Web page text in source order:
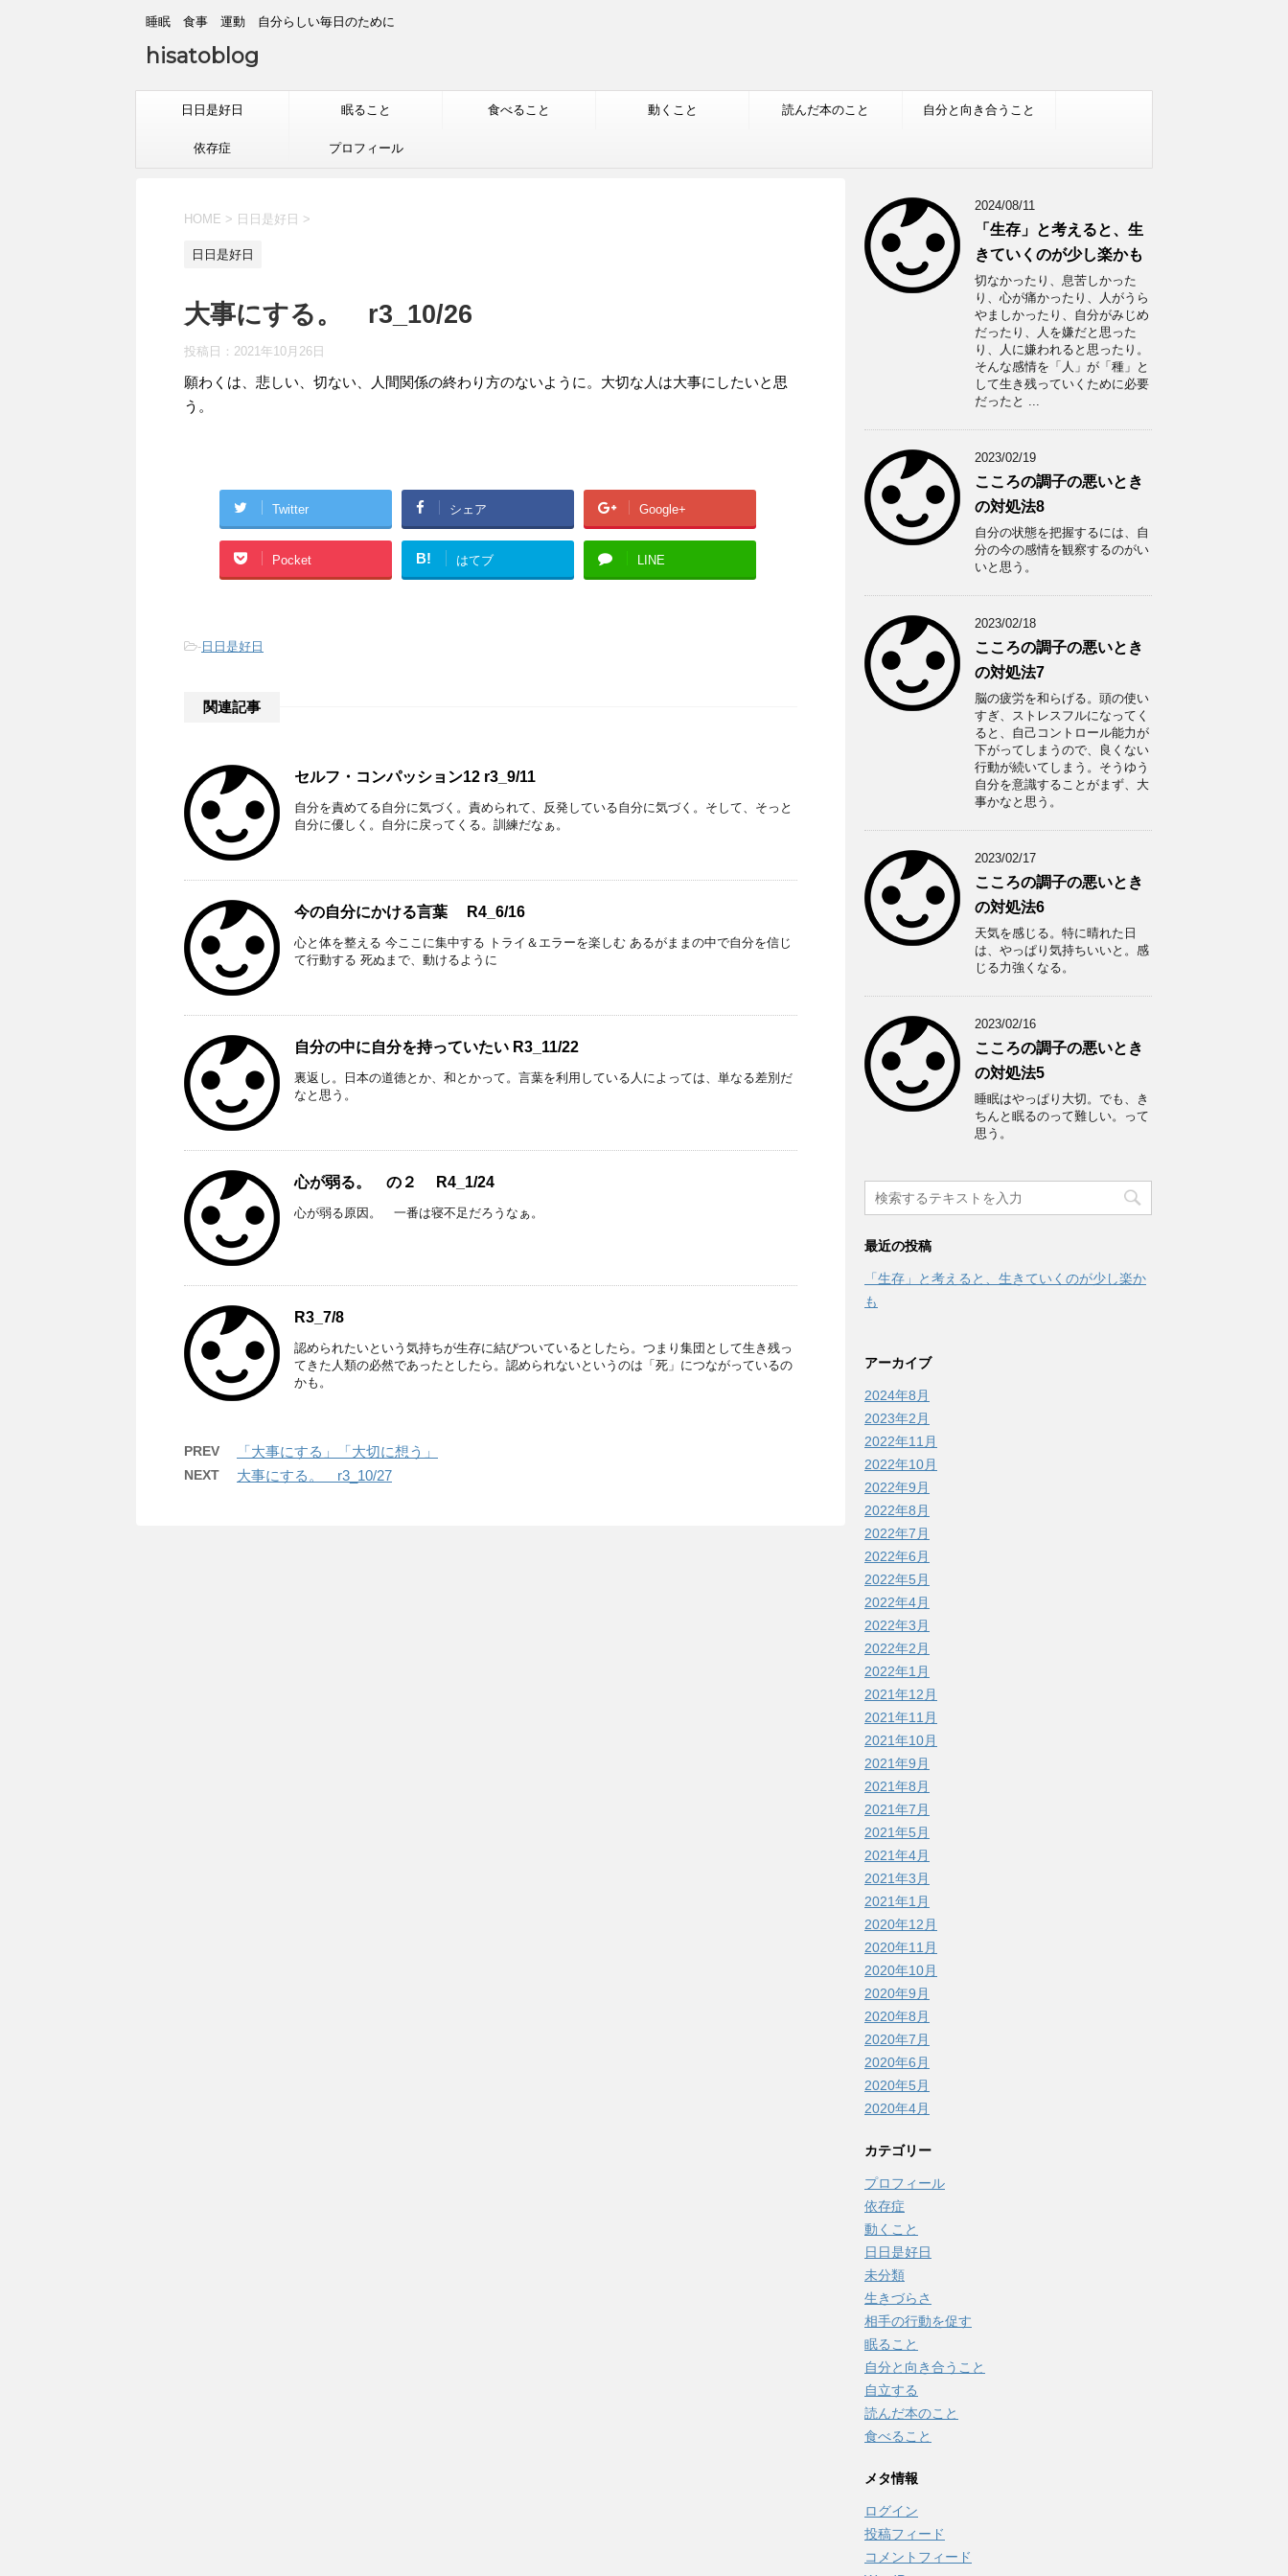
睡眠 食事 運動 自分らしい毎日のために
hisatoblog
日日是好日 眠ること 食べること 動くこと 読んだ本のこと 自分と向き合うこと
依存症 プロフィール
HOME > 日日是好日 >
日日是好日
大事にする。 r3_10/26
投稿日： 2021年10月26日
願わくは、悲しい、切ない、人間関係の終わり方のないように。大切な人は大事にしたいと思
う。
Twitter シェア Google+
Pocket B! はてブ LINE
- 日日是好日
関連記事
セルフ・コンパッション12 r3_9/11
自分を責めてる自分に気づく。責められて、反発している自分に気づく。そして、そっと
自分に優しく。自分に戻ってくる。訓練だなぁ。
今の自分にかける言葉 R4_6/16
心と体を整える 今ここに集中する トライ＆エラーを楽しむ あるがままの中で自分を信じ
て行動する 死ぬまで、動けるように
自分の中に自分を持っていたい R3_11/22
裏返し。日本の道徳とか、和とかって。言葉を利用している人によっては、単なる差別だ
なと思う。
心が弱る。 の２ R4_1/24
心が弱る原因。 一番は寝不足だろうなぁ。
R3_7/8
認められたいという気持ちが生存に結びついているとしたら。つまり集団として生き残っ
てきた人類の必然であったとしたら。認められないというのは「死」につながっているの
かも。
PREV 「大事にする」「大切に想う」
NEXT 大事にする。 r3_10/27
2024/08/11
「生存」と考えると、生
きていくのが少し楽かも
切なかったり、息苦しかった
り、心が痛かったり、人がうら
やましかったり、自分がみじめ
だったり、人を嫌だと思った
り、人に嫌われると思ったり。
そんな感情を「人」が「種」と
して生き残っていくために必要
だったと ...
2023/02/19
こころの調子の悪いとき
の対処法8
自分の状態を把握するには、自
分の今の感情を観察するのがい
いと思う。
2023/02/18
こころの調子の悪いとき
の対処法7
脳の疲労を和らげる。頭の使い
すぎ、ストレスフルになってく
ると、自己コントロール能力が
下がってしまうので、良くない
行動が続いてしまう。そうゆう
自分を意識することがまず、大
事かなと思う。
2023/02/17
こころの調子の悪いとき
の対処法6
天気を感じる。特に晴れた日
は、やっぱり気持ちいいと。感
じる力強くなる。
2023/02/16
こころの調子の悪いとき
の対処法5
睡眠はやっぱり大切。でも、き
ちんと眠るのって難しい。って
思う。
最近の投稿
「生存」と考えると、生きていくのが少し楽か
も
アーカイブ
2024年8月
2023年2月
2022年11月
2022年10月
2022年9月
2022年8月
2022年7月
2022年6月
2022年5月
2022年4月
2022年3月
2022年2月
2022年1月
2021年12月
2021年11月
2021年10月
2021年9月
2021年8月
2021年7月
2021年5月
2021年4月
2021年3月
2021年1月
2020年12月
2020年11月
2020年10月
2020年9月
2020年8月
2020年7月
2020年6月
2020年5月
2020年4月
カテゴリー
プロフィール
依存症
動くこと
日日是好日
未分類
生きづらさ
相手の行動を促す
眠ること
自分と向き合うこと
自立する
読んだ本のこと
食べること
メタ情報
ログイン
投稿フィード
コメントフィード